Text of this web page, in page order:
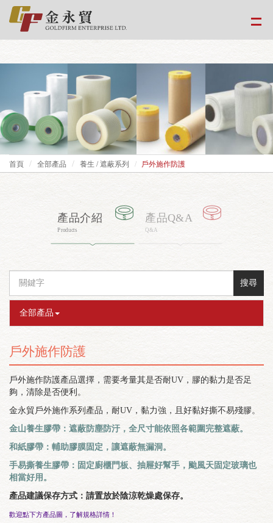
google-site-
verification=EvPoimA01gXxwXCpdefUUxzfHUTmBpMCMS46hwWJ2Xo
首頁 全部產品 養生 / 遮蔽系列 戶外施作防護
產品介紹
Products
產品Q&A
Q&A
搜尋
全部產品
戶外施作防護
戶外施作防護產品選擇，需要考量其是否耐UV，膠的黏力是否足
夠，清除是否便利。
金永貿戶外施作系列產品，耐UV，黏力強，且好黏好撕不易殘膠。
金山養生膠帶：遮蔽防塵防汙，全尺寸能依照各範圍完整遮蔽。
和紙膠帶：輔助膠膜固定，讓遮蔽無漏洞。
手易撕養生膠帶：固定廚櫃門板、抽屜好幫手，颱風天固定玻璃也
相當好用。
產品建議保存方式：請置放於陰涼乾燥處保存。
歡迎點下方產品圖，了解規格詳情！